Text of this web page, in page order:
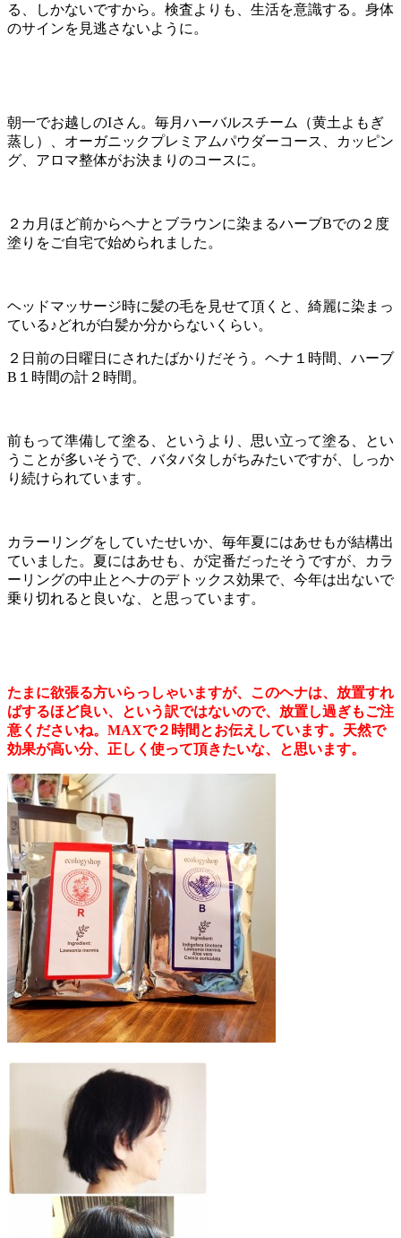
る、しかないですから。検査よりも、生活を意識する。身体
のサインを見逃さないように。
朝一でお越しのIさん。毎月ハーバルスチーム（黄土よもぎ
蒸し）、オーガニックプレミアムパウダーコース、カッピン
グ、アロマ整体がお決まりのコースに。
２カ月ほど前からヘナとブラウンに染まるハーブBでの２度
塗りをご自宅で始められました。
ヘッドマッサージ時に髪の毛を見せて頂くと、綺麗に染まっ
ている♪どれが白髪か分からないくらい。
２日前の日曜日にされたばかりだそう。ヘナ１時間、ハーブ
B１時間の計２時間。
前もって準備して塗る、というより、思い立って塗る、とい
うことが多いそうで、バタバタしがちみたいですが、しっか
り続けられています。
カラーリングをしていたせいか、毎年夏にはあせもが結構出
ていました。夏にはあせも、が定番だったそうですが、カラ
ーリングの中止とヘナのデトックス効果で、今年は出ないで
乗り切れると良いな、と思っています。
たまに欲張る方いらっしゃいますが、このヘナは、放置すれ
ばするほど良い、という訳ではないので、放置し過ぎもご注
意くださいね。MAXで２時間とお伝えしています。天然で
効果が高い分、正しく使って頂きたいな、と思います。